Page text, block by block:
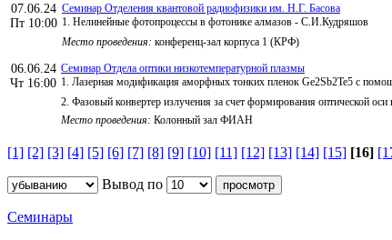
07.06.24
Пт 10:00
Семинар Отделения квантовой радиофизики им. Н.Г. Басова
1. Нелинейные фотопроцессы в фотонике алмазов - С.И.Кудряшов
Место проведения: конференц-зал корпуса 1 (КРФ)
06.06.24
Чт 16:00
Семинар Отдела оптики низкотемпературной плазмы
1. Лазерная модификация аморфных тонких пленок Ge2Sb2Te5 с
2. Фазовый конвертер излучения за счет формирования оптической
Место проведения: Колонный зал ФИАН
[1] [2] [3] [4] [5] [6] [7] [8] [9] [10] [11] [12] [13] [14] [15] [16]
Вывод по
Семинары